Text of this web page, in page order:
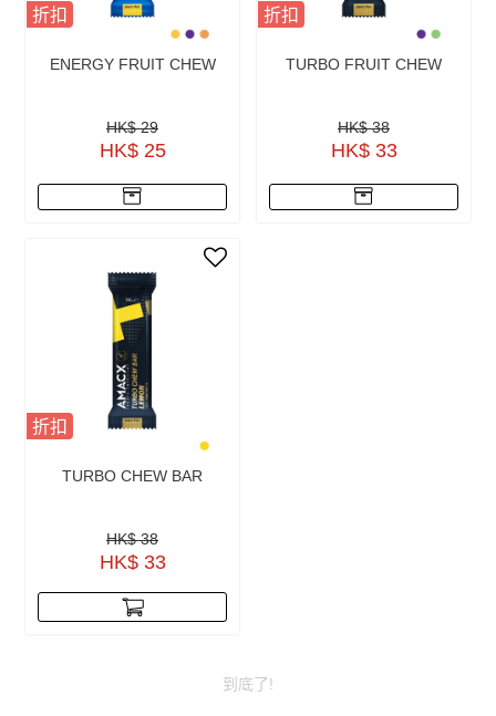
折扣
ENERGY FRUIT CHEW
HK$ 29
HK$ 25
折扣
TURBO FRUIT CHEW
HK$ 38
HK$ 33
折扣
TURBO CHEW BAR
HK$ 38
HK$ 33
到底了!